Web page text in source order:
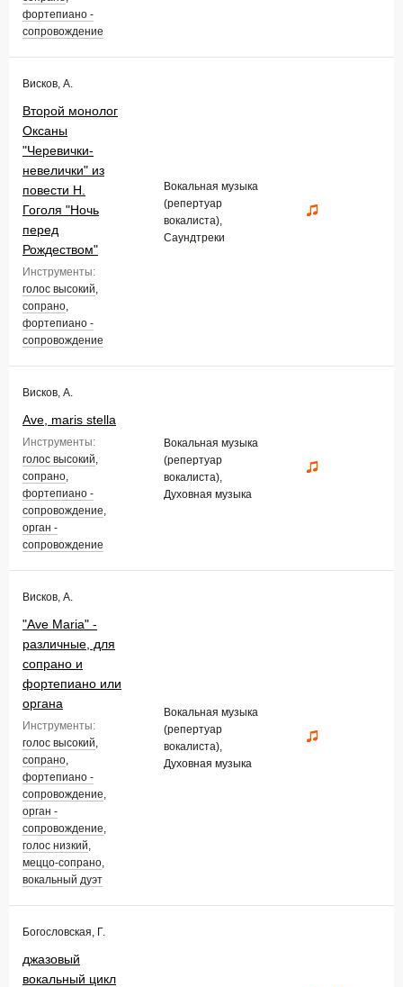
фортепиано -
сопровождение
Висков, А.
Второй монолог
Оксаны
"Черевички-
невелички" из
повести Н.
Гоголя "Ночь
перед
Рождеством"
Инструменты:
голос высокий,
сопрано,
фортепиано -
сопровождение
Вокальная музыка
(репертуар
вокалиста),
Саундтреки
Висков, А.
Ave, maris stella
Инструменты:
голос высокий,
сопрано,
фортепиано -
сопровождение,
орган -
сопровождение
Вокальная музыка
(репертуар
вокалиста),
Духовная музыка
Висков, А.
"Ave Maria" -
различные, для
сопрано и
фортепиано или
органа
Инструменты:
голос высокий,
сопрано,
фортепиано -
сопровождение,
орган -
сопровождение,
голос низкий,
меццо-сопрано,
вокальный дуэт
Вокальная музыка
(репертуар
вокалиста),
Духовная музыка
Богословская, Г.
джазовый
вокальный цикл